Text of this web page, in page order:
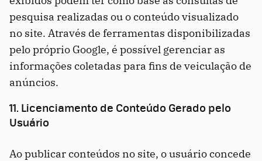
pesquisa realizadas ou o conteúdo visualizado
no site. Através de ferramentas disponibilizadas
pelo próprio Google, é possível gerenciar as
informações coletadas para fins de veiculação de
anúncios.
11. Licenciamento de Conteúdo Gerado pelo
Usuário
Ao publicar conteúdos no site, o usuário concede